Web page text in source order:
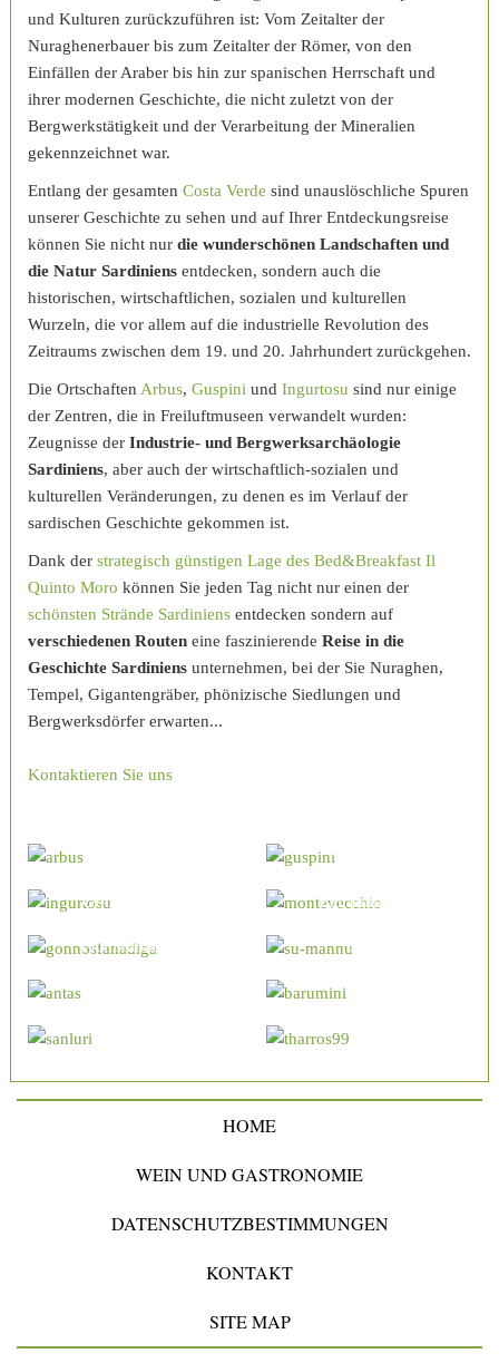
und Kulturen zurückzuführen ist: Vom Zeitalter der
Nuraghenerbauer bis zum Zeitalter der Römer, von den
Einfällen der Araber bis hin zur spanischen Herrschaft und
ihrer modernen Geschichte, die nicht zuletzt von der
Bergwerkstätigkeit und der Verarbeitung der Mineralien
gekennzeichnet war.
Entlang der gesamten Costa Verde sind unauslöschliche Spuren
unserer Geschichte zu sehen und auf Ihrer Entdeckungsreise
können Sie nicht nur die wunderschönen Landschaften und
die Natur Sardiniensentdecken, sondern auch die
historischen, wirtschaftlichen, sozialen und kulturellen
Wurzeln, die vor allem auf die industrielle Revolution des
Zeitraums zwischen dem 19. und 20. Jahrhundert zurückgehen.
Die Ortschaften Arbus, Guspini und Ingurtosu sind nur einige
der Zentren, die in Freiluftmuseen verwandelt wurden:
Zeugnisse der Industrie- und Bergwerksarchäologie
Sardiniens, aber auch der wirtschaftlich-sozialen und
kulturellen Veränderungen, zu denen es im Verlauf der
sardischen Geschichte gekommen ist.
Dank der strategisch günstigen Lage des Bed&Breakfast Il
Quinto Moro können Sie jeden Tag nicht nur einen der
schönsten Strände Sardiniensentdecken sondern auf
verschiedenen Routeneine faszinierende Reise in die
Geschichte Sardiniensunternehmen, bei der Sie Nuraghen,
Tempel, Gigantengräber, phönizische Siedlungen und
Bergwerksdörfer erwarten...
Kontaktieren Sie uns
Montevecchio
Gonnosfanadiga
Fluminimaggiore
Fluminimaggiore
Barumini
Burg von Sanluri
HOME
WEIN UND GASTRONOMIE
DATENSCHUTZBESTIMMUNGEN
KONTAKT
SITE MAP